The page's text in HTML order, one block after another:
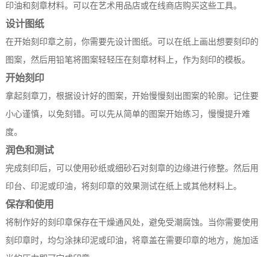
印油和刻章材料。可以在艺术用品店或在线商店购买这些工具。
设计图纸
在开始刻印章之前，你需要先设计图纸。可以在纸上画出想要刻印的
图案，然后用铅笔将图案轻轻压在刻章材料上，作为刻印的模板。
开始刻印
拿起刻章刀，根据设计好的图案，开始慢慢刻出图案的轮廓。记住要
小心谨慎，以免刻错。可以先从简单的图案开始练习，慢慢提升难
度。
润色和测试
完成刻印后，可以使用砂纸或细砂石对刻章的边缘进行修整。然后用
印台、印泥或印油，将刻印章的效果测试在纸上或其他材料上。
保存和使用
将制作好的刻印章保存在干燥通风处，避免受潮腐蚀。当你需要使用
刻印章时，均匀涂抹印泥或印油，将章盖在需要印章的地方，施加适